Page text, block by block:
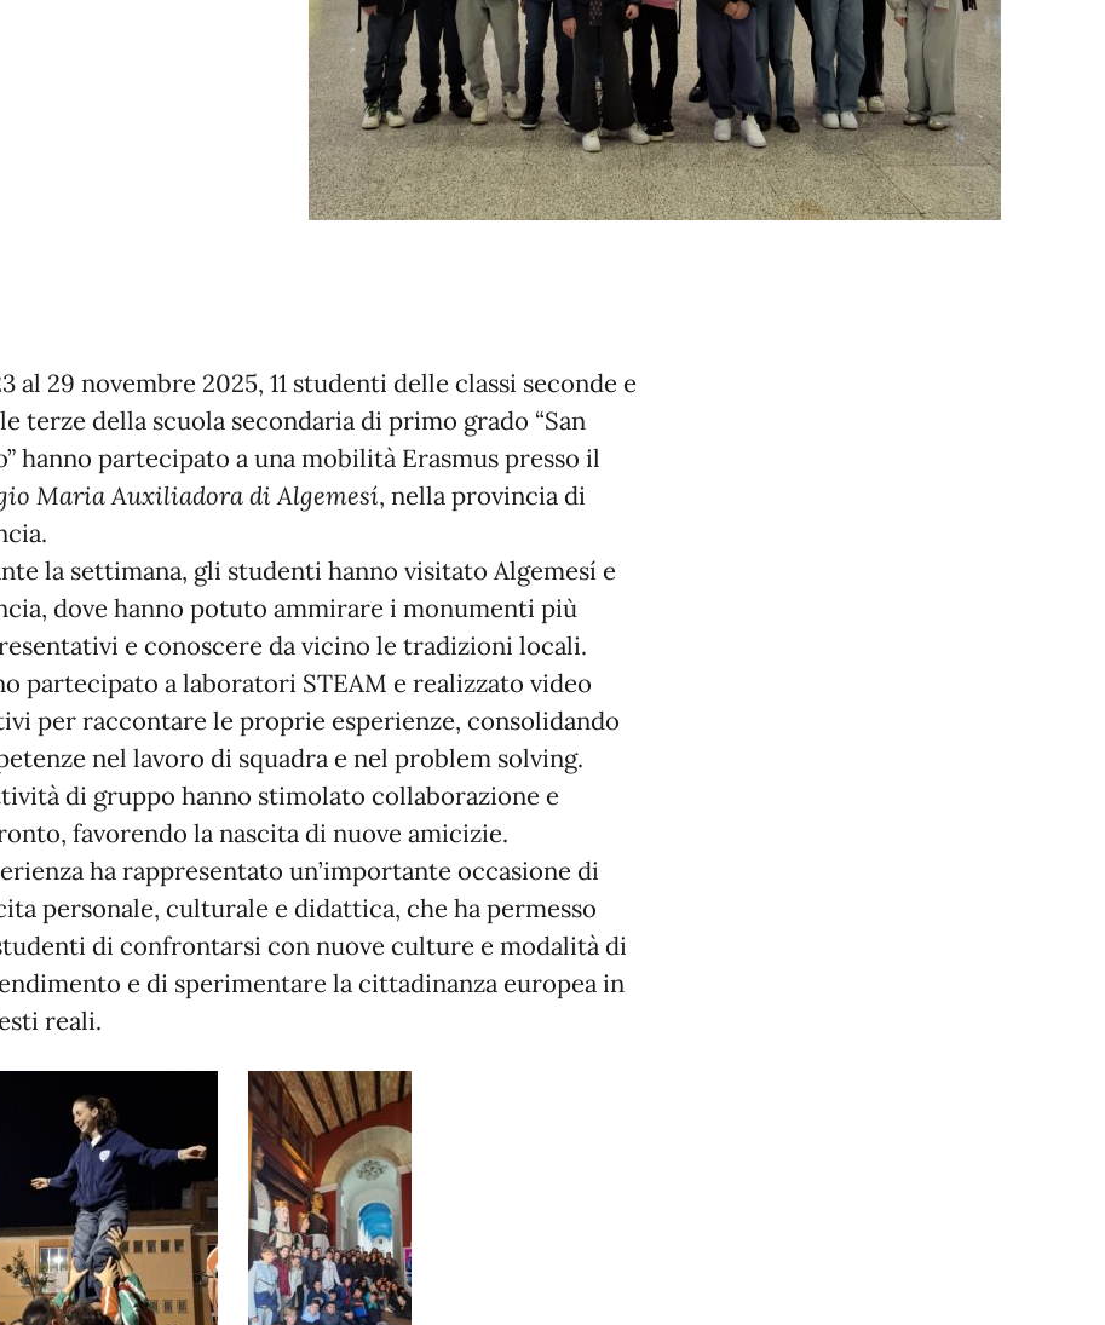
al 29 novembre 2025, 11 studenti delle classi seconde e
terze della scuola secondaria di primo grado “San
hanno partecipato a una mobilità Erasmus presso il
Maria Auxiliadora di Algemesí, nella provincia di
la settimana, gli studenti hanno visitato Algemesí e
dove hanno potuto ammirare i monumenti più
e conoscere da vicino le tradizioni locali.
partecipato a laboratori STEAM e realizzato video
per raccontare le proprie esperienze, consolidando
nel lavoro di squadra e nel problem solving.
di gruppo hanno stimolato collaborazione e
favorendo la nascita di nuove amicizie.
ha rappresentato un’importante occasione di
personale, culturale e didattica, che ha permesso
di confrontarsi con nuove culture e modalità di
e di sperimentare la cittadinanza europea in
reali.